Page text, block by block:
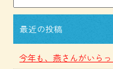
最近の投稿
今年も、燕さんがいら